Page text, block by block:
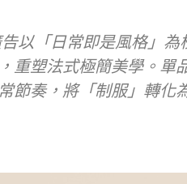
以「日常即是風格」
重塑法式極簡美學。單
節奏，將「制服」轉化